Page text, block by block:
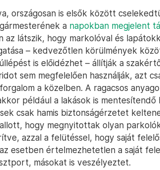
országosan is elsők között
a napokban megjelent
az látszik, hogy markolóval és
– kedvezőtlen körülmények
is előidézhet – állítják a
sem megfelelően használják, azt
a közelben. A ragacsos
például a lakások is mentesítendő
csak hamis biztonságérzetet
hogy megnyitottak olyan
azzal a felütéssel, hogy saját
esetben értelmezhetetlen a saját
másokat is veszélyeztet.